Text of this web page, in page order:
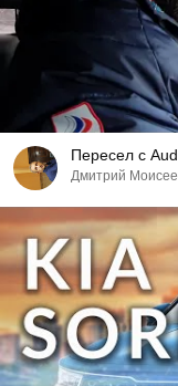
Пересел с
Дмитрий